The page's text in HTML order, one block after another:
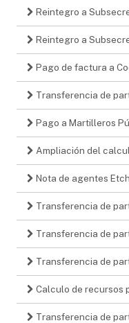
Reintegro a
Reintegro a
Pago de factura a
Transferencia de
Pago a Martilleros
Ampliación del
Nota de agentes
Transferencia de
Transferencia de
Transferencia de
Calculo de recursos
Transferencia de